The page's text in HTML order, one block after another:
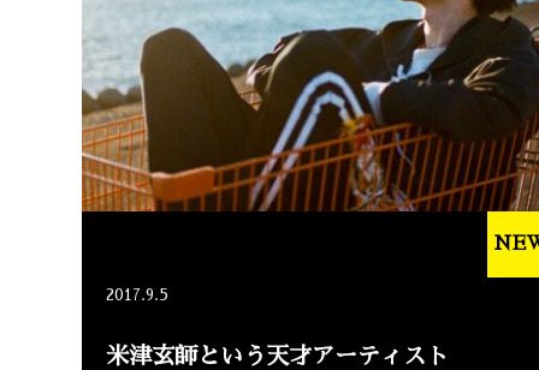
2017.9.5
米津玄師という天才アーティスト